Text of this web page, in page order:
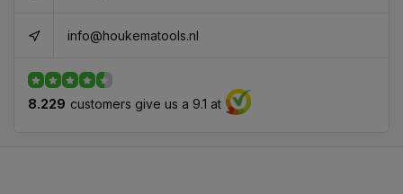
info@houkematools.nl
8.229 customers give us a 9.1 at